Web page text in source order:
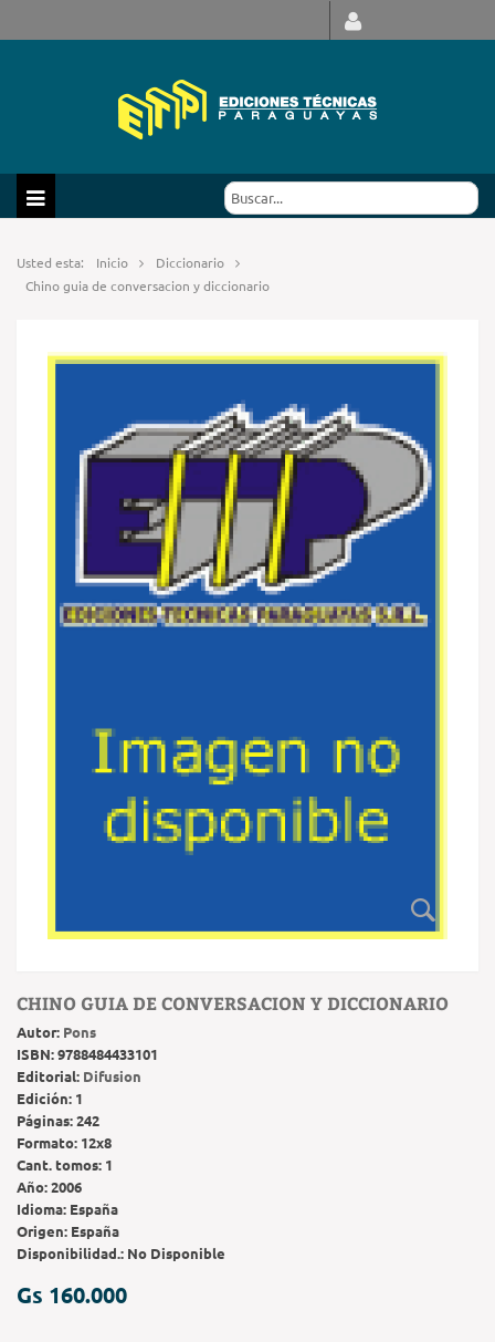
Usted esta: Inicio
Diccionario
Chino guia de conversacion y diccionario
CHINO GUIA DE CONVERSACION Y DICCIONARIO
Autor: Pons
ISBN:9788484433101
Editorial: Difusion
Edición: 1
Páginas:242
Formato: 12x8
Cant. tomos: 1
Año:2006
Idioma: España
Origen: España
Disponibilidad.: No Disponible
Gs 160.000